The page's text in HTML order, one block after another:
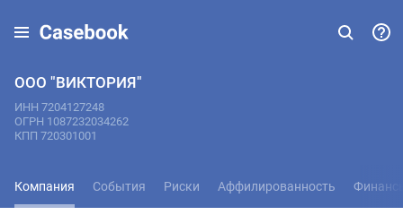
ООО "ВИКТОРИЯ"
ИНН 7204127248
ОГРН 1087232034262
КПП 720301001
Компания События Риски Аффилированность